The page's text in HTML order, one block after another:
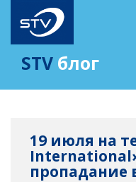
STV блог
19 июля на
пропадание